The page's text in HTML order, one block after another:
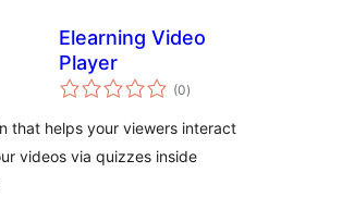
Elearning Video
Player
(0საერთო
რეიტინგი
)
that helps your viewers interact
videos via quizzes inside